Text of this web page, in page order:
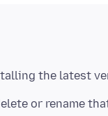
or rename